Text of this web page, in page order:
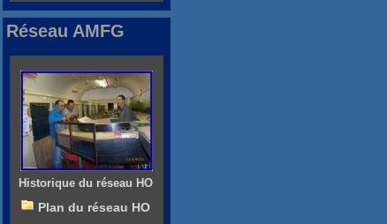
Réseau AMFG
Historique du réseau HO
Plan du réseau HO